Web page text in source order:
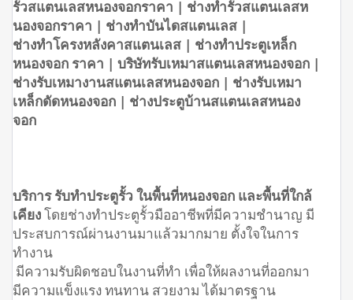
รั้วสแตนเลสหนองจอกราคา | ช่างทำรั้วสแตนเลสห
นองจอกราคา | ช่างทำบันไดสแตนเลส |
ช่างทำโครงหลังคาสแตนเลส | ช่างทำประตูเหล็ก
หนองจอก ราคา | บริษัทรับเหมาสแตนเลสหนองจอก |
ช่างรับเหมางานสแตนเลสหนองจอก | ช่างรับเหมา
เหล็กดัดหนองจอก | ช่างประตูบ้านสแตนเลสหนอง
จอก
บริการ รับทำประตูรั้ว ในพื้นที่หนองจอก และพื้นที่ใกล้
เคียงโดยช่างทำประตูรั้วมืออาชีพที่มีความชำนาญ มี
ประสบการณ์ผ่านงานมาแล้วมากมาย ตั้งใจในการ
ทำงาน
มีความรับผิดชอบในงานที่ทำ เพื่อให้ผลงานที่ออกมา
มีความแข็งแรง ทนทาน สวยงาม ได้มาตรฐาน